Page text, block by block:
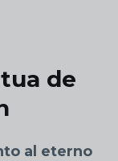
de
al eterno